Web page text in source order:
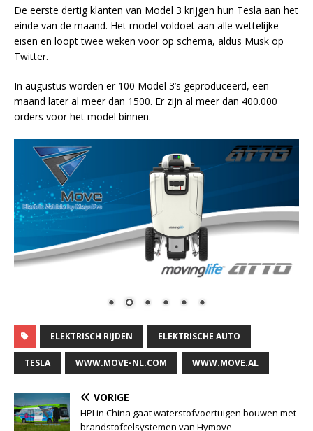
De eerste dertig klanten van Model 3 krijgen hun Tesla aan het
einde van de maand. Het model voldoet aan alle wettelijke
eisen en loopt twee weken voor op schema, aldus Musk op
Twitter.
In augustus worden er 100 Model 3’s geproduceerd, een
maand later al meer dan 1500. Er zijn al meer dan 400.000
orders voor het model binnen.
ELEKTRISCH RIJDEN ELEKTRISCHE AUTO
TESLA WWW.MOVE-NL.COM WWW.MOVE.AL
VORIGE
HPI in China gaat waterstofvoertuigen bouwen met
brandstofcelsystemen van Hymove